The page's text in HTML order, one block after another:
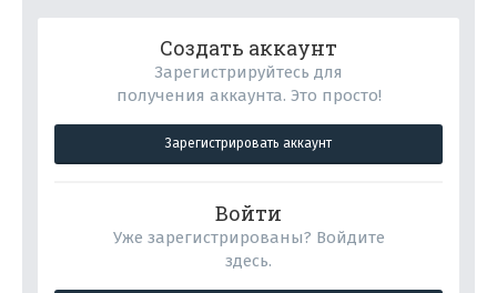
Создать аккаунт
Зарегистрируйтесь для
получения аккаунта. Это просто!
Зарегистрировать аккаунт
Войти
Уже зарегистрированы? Войдите
здесь.